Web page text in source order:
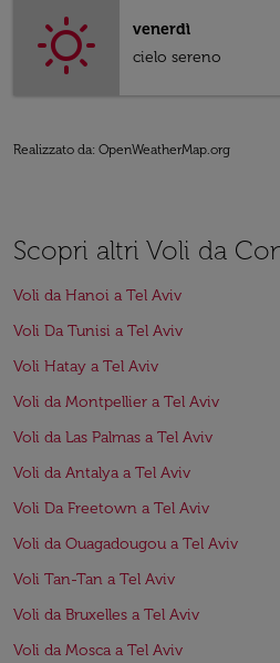
venerdì
cielo sereno
Realizzato da: OpenWeatherMap.org
Scopri altri Voli da
Voli da Hanoi a Tel Aviv
Voli Da Tunisi a Tel Aviv
Voli Hatay a Tel Aviv
Voli da Montpellier a Tel Aviv
Voli da Las Palmas a Tel Aviv
Voli da Antalya a Tel Aviv
Voli Da Freetown a Tel Aviv
Voli da Ouagadougou a Tel Aviv
Voli Tan-Tan a Tel Aviv
Voli da Bruxelles a Tel Aviv
Voli da Mosca a Tel Aviv